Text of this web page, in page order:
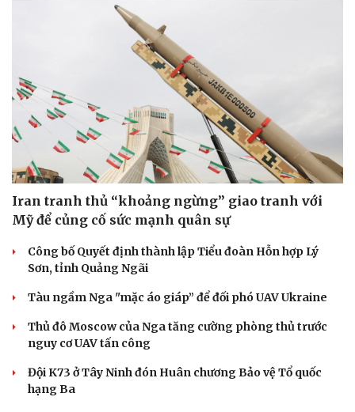
Lịch thi đấu bóng đá
Iran tranh thủ “khoảng ngừng” giao tranh với
Mỹ để củng cố sức mạnh quân sự
Công bố Quyết định thành lập Tiểu đoàn Hỗn hợp Lý
Sơn, tỉnh Quảng Ngãi
Tàu ngầm Nga "mặc áo giáp” để đối phó UAV Ukraine
Thủ đô Moscow của Nga tăng cường phòng thủ trước
nguy cơ UAV tấn công
Đội K73 ở Tây Ninh đón Huân chương Bảo vệ Tổ quốc
hạng Ba